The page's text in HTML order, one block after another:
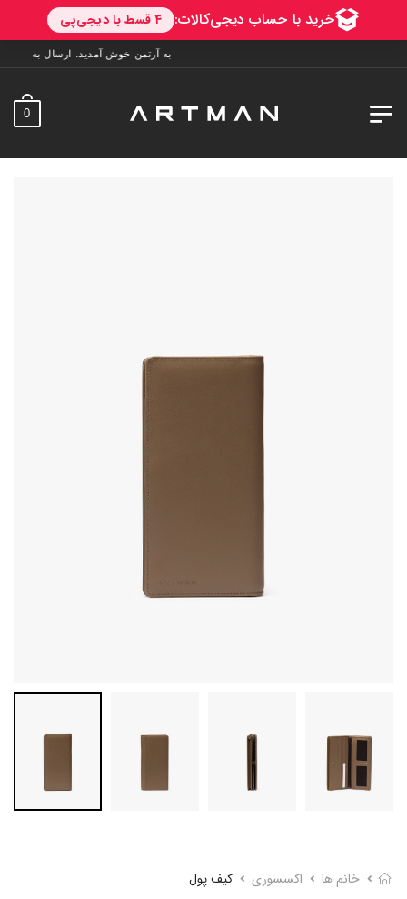
به آرتمن خوش آمدید. ارسال به سراسر ایران. 7 روز فرصت تست در منزل. 1 سال خدمات پس
0
خانم ها اکسسوری کیف پول